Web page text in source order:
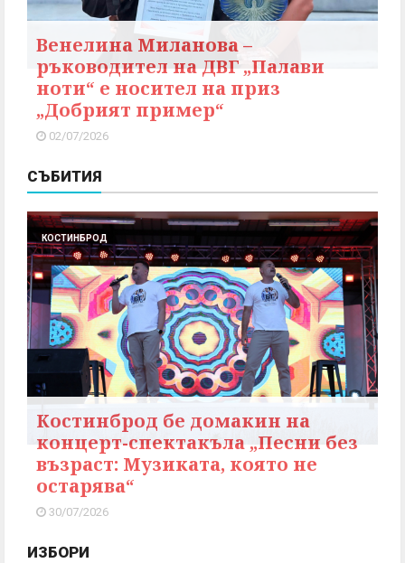
Венелина Миланова –
ръководител на ДВГ „Палави
ноти“ е носител на приз
„Добрият пример“
02/07/2026
СЪБИТИЯ
КОСТИНБРОД
Костинброд бе домакин на
концерт-спектакъла „Песни без
възраст: Музиката, която не
остарява“
30/07/2026
ИЗБОРИ